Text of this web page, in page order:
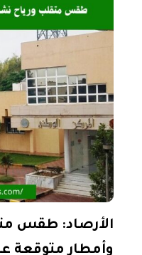
الأرصاد: طقس
وأمطار متوقعة